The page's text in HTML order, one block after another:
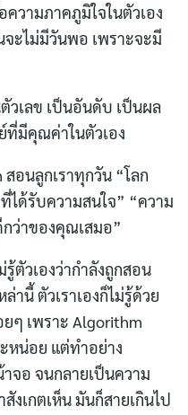
วามภาคภูมิใจในตัวเอง
จะไม่มีวันพอ เพราะจะมี
วเลข เป็นอันดับ เป็นผล
ที่มีคุณค่าในตัวเอง
อนลูกเราทุกวัน “โลก
ด้รับความสนใจ” “ความ
ว่าของคุณเสมอ”
ตัวเองว่ากำลังถูกสอน
ล่านี้ ตัวเราเองก็ไม่รู้ด้วย
ยๆ เพราะ Algorithm
หน่อย แต่ทำอย่าง
จอ จนกลายเป็นความ
งเกตเห็น มันก็สายเกินไป